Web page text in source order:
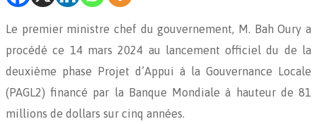
Le premier ministre chef du gouvernement, M. Bah Oury a
procédé ce 14 mars 2024 au lancement officiel du de la
deuxième phase Projet d’Appui à la Gouvernance Locale
(PAGL2) financé par la Banque Mondiale à hauteur de 81
millions de dollars sur cinq années.